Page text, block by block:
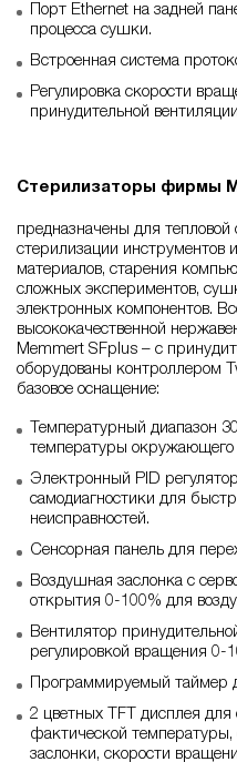
Порт Ethernet на задней
процесса сушки.
Встроенная система
Регулировка скорости
принудительной
Стерилизаторы фирмы
предназначены для
стерилизации инструментов
материалов, старения
сложных экспериментов,
электронных компонентов.
высококачественной
Memmert SFplus – с
оборудованы контроллером
базовое оснащение:
Температурный диапазон
температуры окружающего
Электронный PID
самодиагностики для
неисправностей.
Сенсорная панель для
Воздушная заслонка с
открытия 0-100% для
Вентилятор
регулировкой вращения 0-
Программируемый таймер
2 цветных TFT дисплея для
фактической
заслонки, скорости